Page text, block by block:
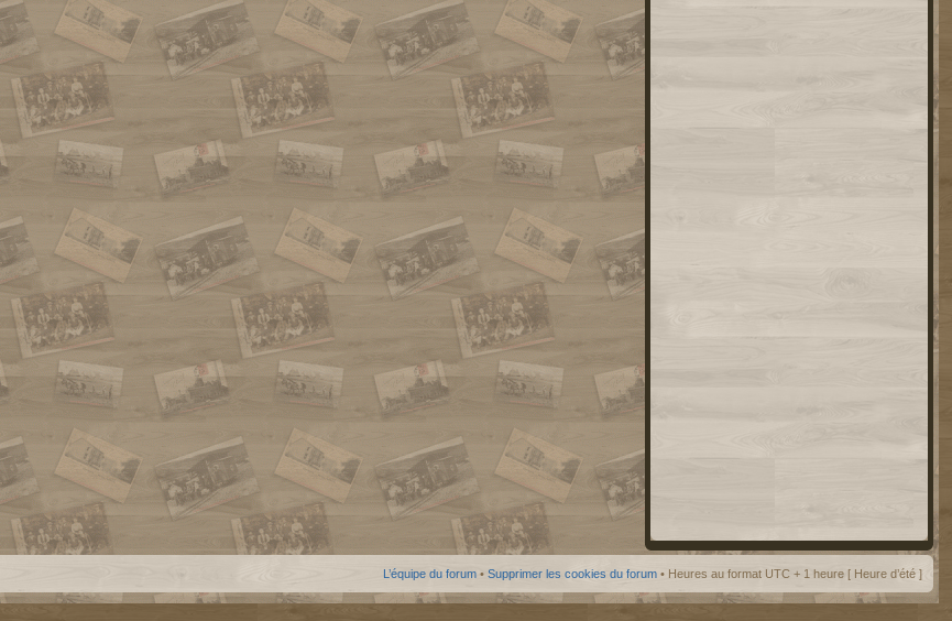
L’équipe du forum • Supprimer les cookies du forum • Heures au format UTC + 1 heure [ Heure d’été ]